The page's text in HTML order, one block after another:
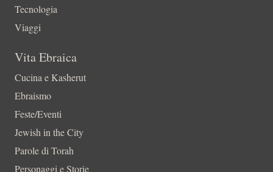
Tecnologia
Viaggi
Vita Ebraica
Cucina e Kasherut
Ebraismo
Feste/Eventi
Jewish in the City
Parole di Torah
Personaggi e Storie